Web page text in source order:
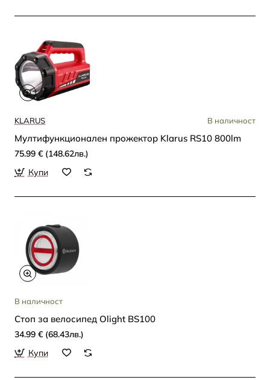
KLARUS В наличност
Мултифункционален прожектор Klarus RS10 800lm
75.99 € (148.62лв.)
Купи
В наличност
Стоп за велосипед Olight BS100
34.99 € (68.43лв.)
Купи